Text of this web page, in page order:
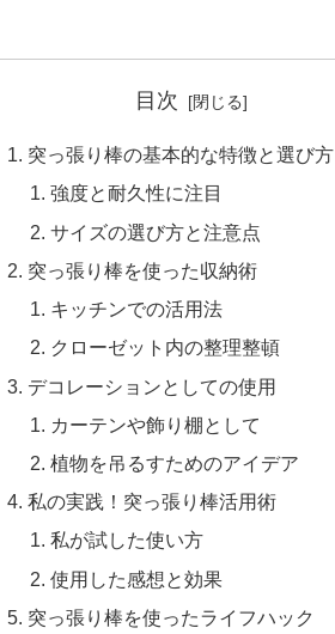
目次
突っ張り棒の基本的な特徴と選び方
強度と耐久性に注目
サイズの選び方と注意点
突っ張り棒を使った収納術
キッチンでの活用法
クローゼット内の整理整頓
デコレーションとしての使用
カーテンや飾り棚として
植物を吊るすためのアイデア
私の実践！突っ張り棒活用術
私が試した使い方
使用した感想と効果
突っ張り棒を使ったライフハック